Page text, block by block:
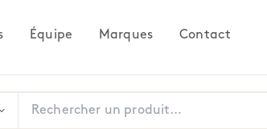
Équipe Marques Contact